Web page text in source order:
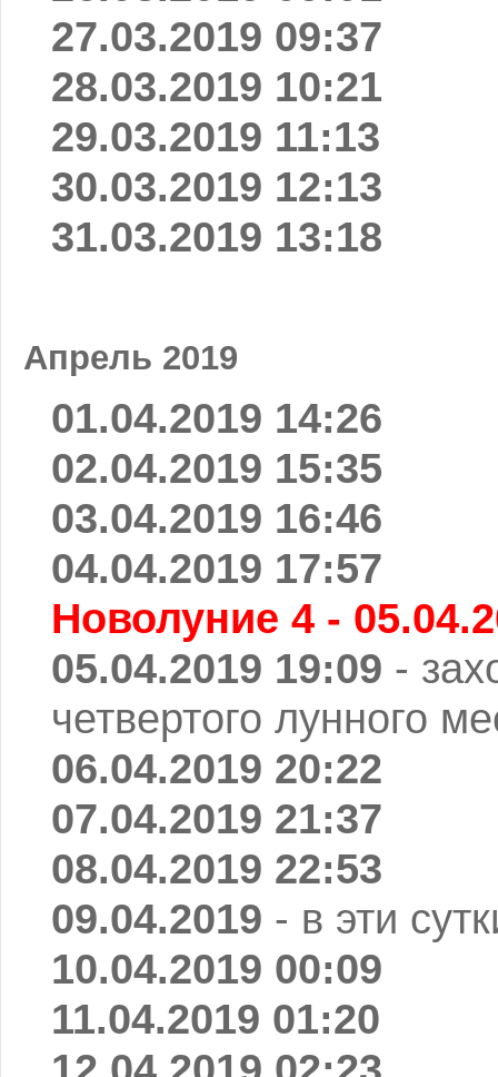
27.03.2019 09:37
28.03.2019 10:21
29.03.2019 11:13
30.03.2019 12:13
31.03.2019 13:18
Апрель 2019
01.04.2019 14:26
02.04.2019 15:35
03.04.2019 16:46
04.04.2019 17:57
Новолуние 4 -
05.04.2019 19:09 -
четвертого лунного
06.04.2019 20:22
07.04.2019 21:37
08.04.2019 22:53
09.04.2019 - в эти
10.04.2019 00:09
11.04.2019 01:20